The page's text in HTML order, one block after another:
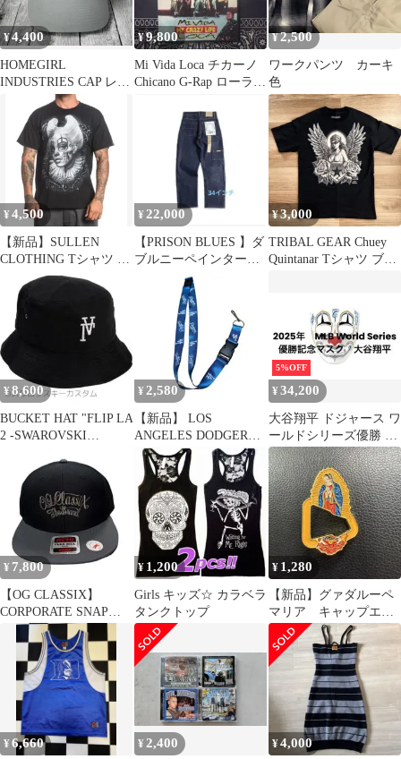
¥4,400
HOMEGIRL
INDUSTRIES CAP レア
品 ホームガール チ
カーナ
¥9,800
Mi Vida Loca チカーノ
Chicano G-Rap ローライ
¥2,500
ワークパンツ カーキ
色
¥ 4,500
【新品】SULLEN
CLOTHING Tシャツ M
サイズ
¥ 22,000
【PRISON BLUES 】ダ
ブルニーペインターワ
ークジーンズ リジッド
¥3,000
TRIBAL GEAR Chuey
Quintanar Tシャツ ブラ
¥8,600
BUCKET HAT "FLIP LA
2 -SWAROVSKI
¥ 2,580
【新品】 LOS
ANGELES DODGERS
ドジャース ネックスト
ラップ
5%OFF
¥34,200
大谷翔平 ドジャース ワ
ールドシリーズ優勝 ミ
スターカートゥーン マ
スク 限定
¥ 7,800
【OG CLASSIX】
CORPORATE SNAP
BACK CAP
¥ 1,200
Girls キッズ☆ カラベラ
タンクトップ
¥ 1,280
【新品】グァダルーペ
マリア キャップエナ
メルピン ゴールド
¥6,660 ¥ 2,400 ¥4,000